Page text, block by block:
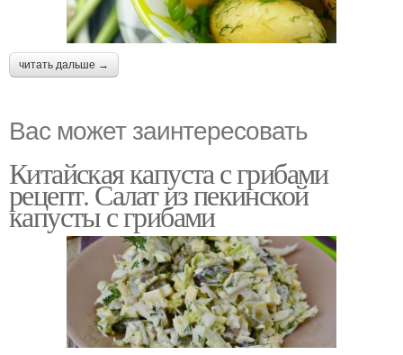
читать дальше →
Вас может заинтересовать
Китайская капуста с грибами
рецепт. Салат из пекинской
капусты с грибами